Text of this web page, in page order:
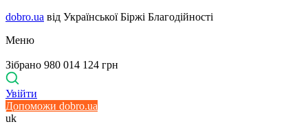
dobro.ua від Української Біржі Благодійності
Меню
Зібрано 980 014 124 грн
Увійти
Допоможи dobro.ua
uk